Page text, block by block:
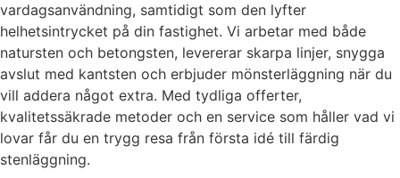
vardagsanvändning, samtidigt som den lyfter
helhetsintrycket på din fastighet. Vi arbetar med både
natursten och betongsten, levererar skarpa linjer, snygga
avslut med kantsten och erbjuder mönsterläggning när du
vill addera något extra. Med tydliga offerter,
kvalitetssäkrade metoder och en service som håller vad vi
lovar får du en trygg resa från första idé till färdig
stenläggning.